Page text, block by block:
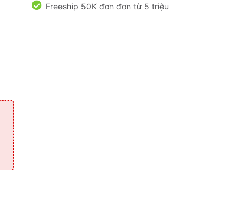
Freeship 50K đơn đơn từ 5 triệu